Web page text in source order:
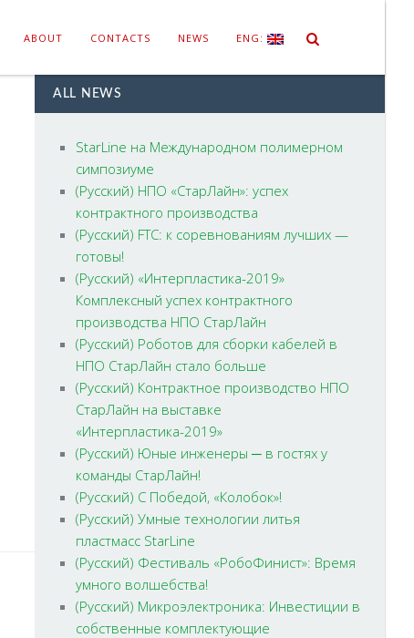
ABOUT CONTACTS NEWS ENG:
ALL NEWS
StarLine на Международном полимерном
симпозиуме
(Русский) НПО «СтарЛайн»: успех
контрактного производства
(Русский) FTC: к соревнованиям лучших —
готовы!
(Русский) «Интерпластика-2019»
Комплексный успех контрактного
производства НПО СтарЛайн
(Русский) Роботов для сборки кабелей в
НПО СтарЛайн стало больше
(Русский) Контрактное производство НПО
СтарЛайн на выставке
«Интерпластика-2019»
(Русский) Юные инженеры ─ в гостях у
команды СтарЛайн!
(Русский) С Победой, «Колобок»!
(Русский) Умные технологии литья
пластмасс StarLine
(Русский) Фестиваль «РобоФинист»: Время
умного волшебства!
(Русский) Микроэлектроника: Инвестиции в
собственные комплектующие